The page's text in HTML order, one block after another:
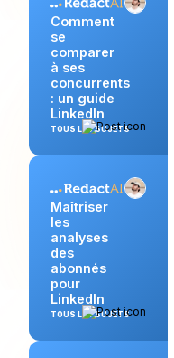
Comment
se
comparer
à ses
concurrents
: un guide
LinkedIn
TOUS LES SUJETS
Maîtriser
les
analyses
des
abonnés
pour
LinkedIn
TOUS LES SUJETS